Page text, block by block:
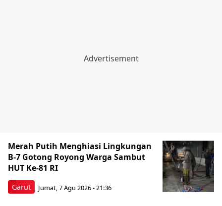
Garut
Merah Putih Menghiasi Lingkungan
B-7 Gotong Royong Warga Sambut
HUT Ke-81 RI
Jumat, 7 Agu 2026 - 21:36